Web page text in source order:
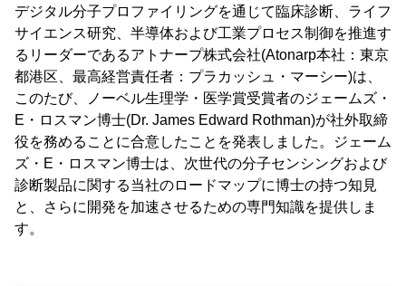
デジタル分子プロファイリングを通じて臨床診断、ライフ
サイエンス研究、半導体および工業プロセス制御を推進す
るリーダーであるアトナープ株式会社(Atonarp本社：東京
都港区、最高経営責任者：プラカッシュ・マーシー)は、
このたび、ノーベル生理学・医学賞受賞者のジェームズ・
E・ロスマン博士(Dr. James Edward Rothman)が社外取締
役を務めることに合意したことを発表しました。ジェーム
ズ・E・ロスマン博士は、次世代の分子センシングおよび
診断製品に関する当社のロードマップに博士の持つ知見
と、さらに開発を加速させるための専門知識を提供しま
す。